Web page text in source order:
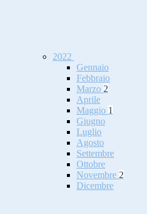
2022
Gennaio
Febbraio
Marzo 2
Aprile
Maggio 1
Giugno
Luglio
Agosto
Settembre
Ottobre
Novembre 2
Dicembre